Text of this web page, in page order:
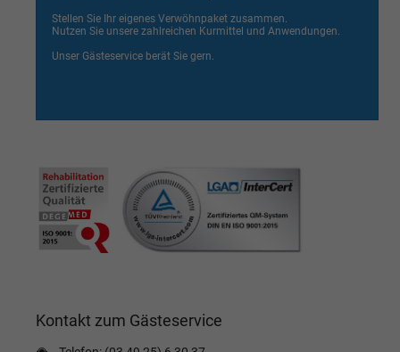
Stellen Sie Ihr eigenes Verwöhnpaket zusammen.
Nutzen Sie unsere zahlreichen Kurmittel und Anwendungen.
Unser Gästeservice berät Sie gern.
Kontakt zum Gästeservice